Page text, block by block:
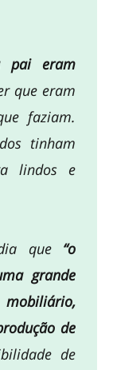
pai eram
que eram
faziam.
tinham
lindos e
que “o
grande
de
de